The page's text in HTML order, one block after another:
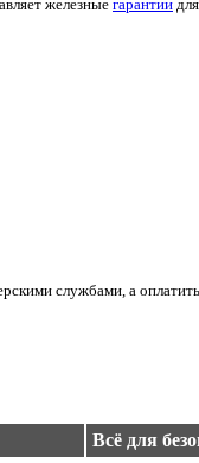
железные гарантии
службами, а
Всё для